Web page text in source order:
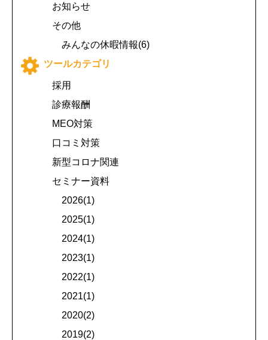
お知らせ
その他
みんなの休暇情報(6)
ツールカテゴリ
採用
診療報酬
MEO対策
口コミ対策
新型コロナ関連
セミナー資料
2026(1)
2025(1)
2024(1)
2023(1)
2022(1)
2021(1)
2020(2)
2019(2)